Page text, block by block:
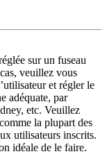
sur un fuseau
veuillez vous
et régler le
adéquate, par
etc. Veuillez
la plupart des
utilisateurs inscrits.
idéale de le faire.